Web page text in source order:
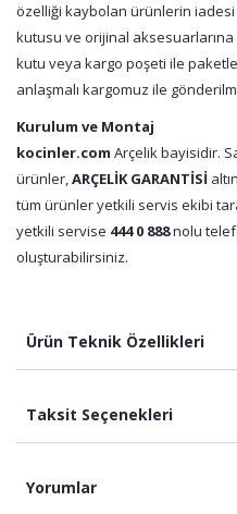
özelliği kaybolan ürünlerin
kutusu ve orijinal
kutu veya kargo poşeti ile
anlaşmalı kargomuz ile
Kurulum ve Montaj
kocinler.com Arçelik bayisidir.
ürünler,ARÇELİK GARANTİSİ
tüm ürünler yetkili servis ekibi
yetkili servise 444 0 888nolu
oluşturabilirsiniz.
Ürün Teknik Özellikleri
Taksit Seçenekleri
Yorumlar